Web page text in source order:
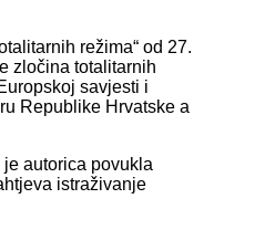
režima“ od 27.
zločina totalitarnih
savjesti i
Republike Hrvatske a
autorica povukla
istraživanje